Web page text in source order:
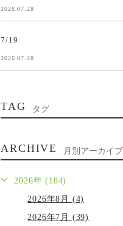
2026.07.28
7/19
2026.07.28
TAG タグ
ARCHIVE 月別アーカイブ
2026年 (184)
2026年8月 (4)
2026年7月 (39)